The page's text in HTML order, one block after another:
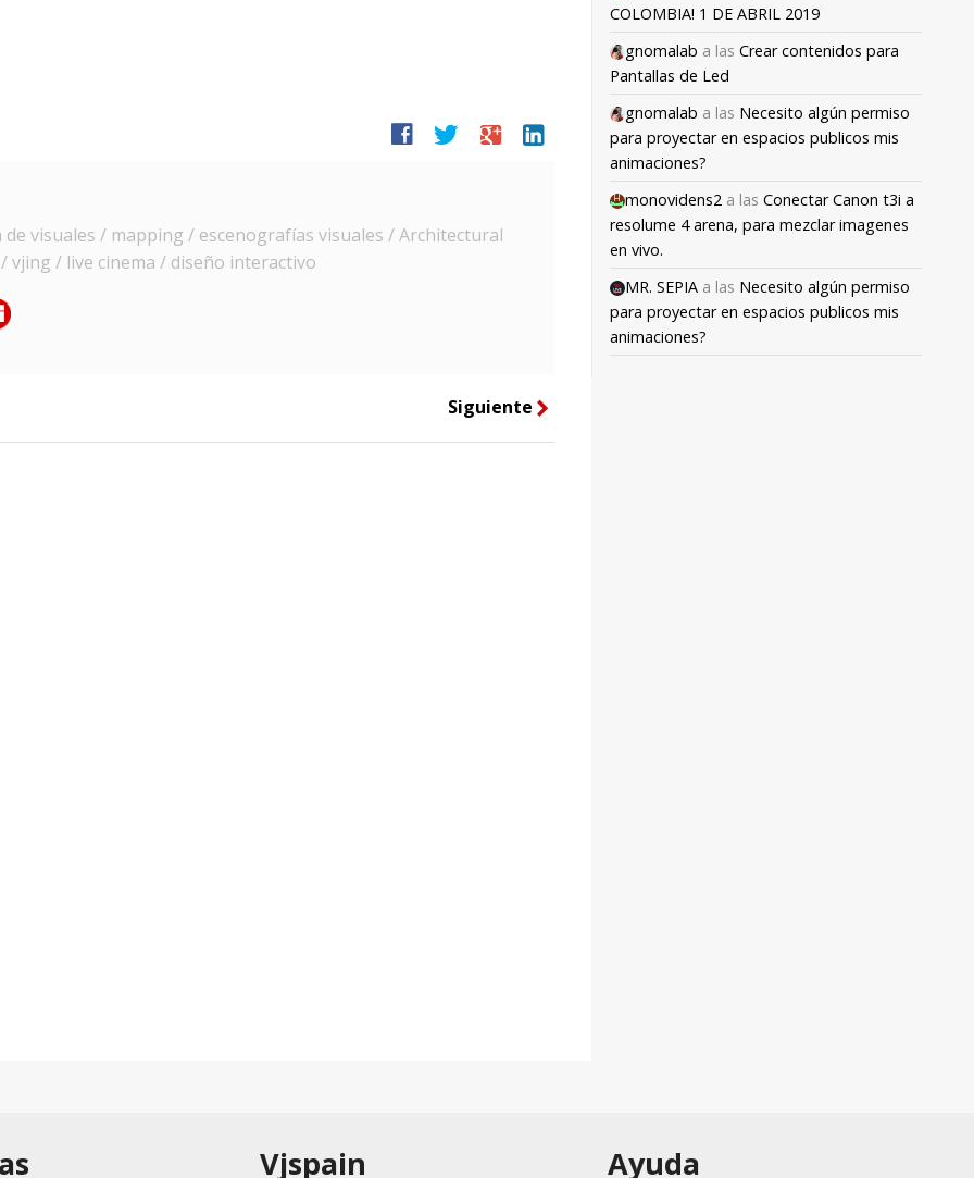
facebook twitter google linkedin
visuales / mapping / escenografías visuales / Architectural
vjing / live cinema / diseño interactivo
Siguiente right
COLOMBIA! 1 DE ABRIL 2019
gnomalab a las Crear contenidos para
Pantallas de Led
gnomalab a las Necesito algún permiso
para proyectar en espacios publicos mis
animaciones?
monovidens2 a las Conectar Canon t3i a
resolume 4 arena, para mezclar imagenes
en vivo.
MR. SEPIA a las Necesito algún permiso
para proyectar en espacios publicos mis
animaciones?
Vjspain Ayuda